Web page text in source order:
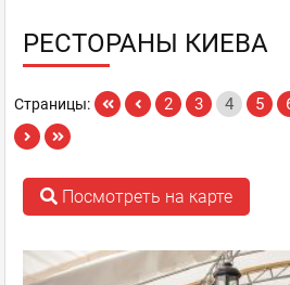
РЕСТОРАНЫ КИЕВА
Страницы: 2 3 4 5
Посмотреть на карте